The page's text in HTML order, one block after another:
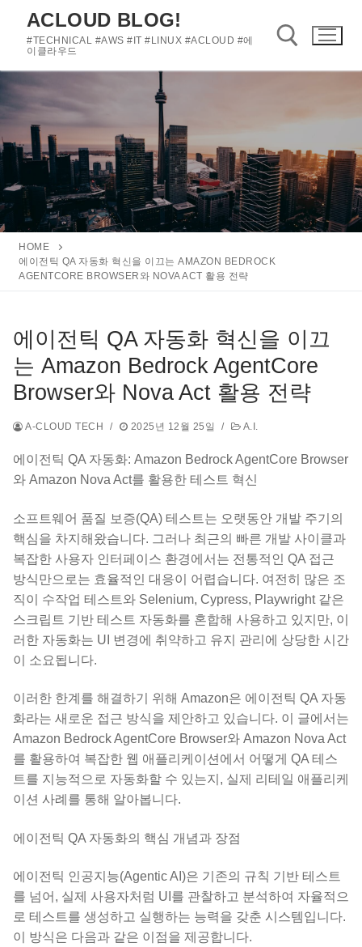
로
로
기
ACLOUD BLOG!
#TECHNICAL #AWS #IT #LINUX #ACLOUD #에
이클라우드
HOME
에이전틱 QA 자동화 혁신을 이끄는 AMAZON BEDROCK
AGENTCORE BROWSER와 NOVA ACT 활용 전략
에이전틱 QA 자동화 혁신을 이끄
는 Amazon Bedrock AgentCore
Browser와 Nova Act 활용 전략
A-CLOUD TECH / 2025년 12월 25일 / A.I.
에이전틱 QA 자동화: Amazon Bedrock AgentCore Browser
와 Amazon Nova Act를 활용한 테스트 혁신
소프트웨어 품질 보증(QA) 테스트는 오랫동안 개발 주기의
핵심을 차지해왔습니다. 그러나 최근의 빠른 개발 사이클과
복잡한 사용자 인터페이스 환경에서는 전통적인 QA 접근
방식만으로는 효율적인 대응이 어렵습니다. 여전히 많은 조
직이 수작업 테스트와 Selenium, Cypress, Playwright 같은
스크립트 기반 테스트 자동화를 혼합해 사용하고 있지만, 이
러한 자동화는 UI 변경에 취약하고 유지 관리에 상당한 시간
이 소요됩니다.
이러한 한계를 해결하기 위해 Amazon은 에이전틱 QA 자동
화라는 새로운 접근 방식을 제안하고 있습니다. 이 글에서는
Amazon Bedrock AgentCore Browser와 Amazon Nova Act
를 활용하여 복잡한 웹 애플리케이션에서 어떻게 QA 테스
트를 지능적으로 자동화할 수 있는지, 실제 리테일 애플리케
이션 사례를 통해 알아봅니다.
에이전틱 QA 자동화의 핵심 개념과 장점
에이전틱 인공지능(Agentic AI)은 기존의 규칙 기반 테스트
를 넘어, 실제 사용자처럼 UI를 관찰하고 분석하여 자율적으
로 테스트를 생성하고 실행하는 능력을 갖춘 시스템입니다.
이 방식은 다음과 같은 이점을 제공합니다.